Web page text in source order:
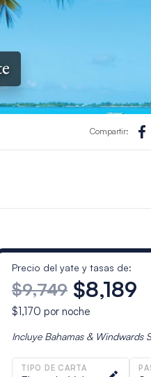
Compartir:
Precio del yate y tasas de:
$9,749 $8,189
$1,170 por noche
Incluye Bahamas & Windwards
TIPO DE CARTA